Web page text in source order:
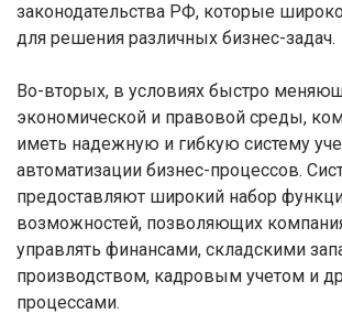
законодательства РФ, которые
для решения различных бизнес-задач.
Во-вторых, в условиях быстро
экономической и правовой среды,
иметь надежную и гибкую систему
автоматизации бизнес-процессов.
предоставляют широкий набор
возможностей, позволяющих
управлять финансами, складскими
производством, кадровым учетом и
процессами.